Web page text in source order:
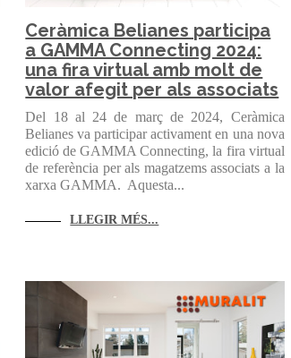
Ceràmica Belianes participa
a GAMMA Connecting 2024:
una fira virtual amb molt de
valor afegit per als associats
Del 18 al 24 de març de 2024, Ceràmica
Belianes va participar activament en una nova
edició de GAMMA Connecting, la fira virtual
de referència per als magatzems associats a la
xarxa GAMMA. Aquesta...
LLEGIR MÉS...